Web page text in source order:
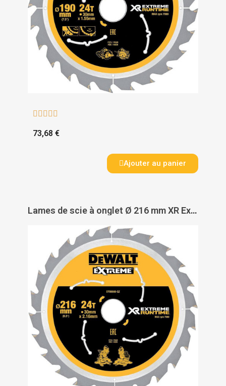
    
73,68 €
Ajouter au panier
Lames de scie à onglet Ø 216 mm XR Extreme Runtime - DEWALT